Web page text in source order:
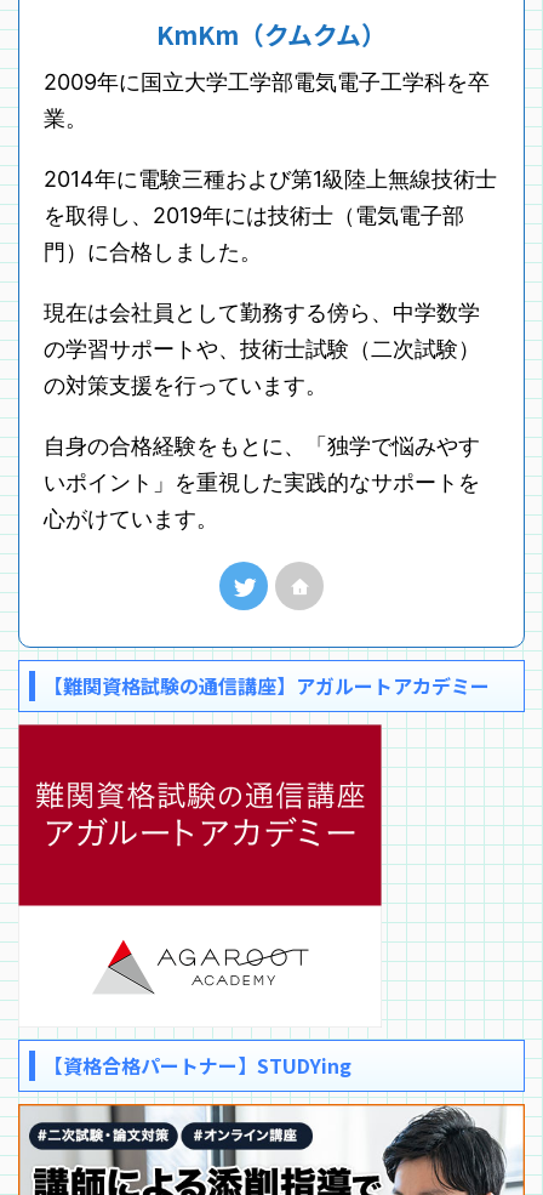
KmKm（クムクム）
2009年に国立大学工学部電気電子工学科を卒
業。
2014年に電験三種および第1級陸上無線技術士
を取得し、2019年には技術士（電気電子部
門）に合格しました。
現在は会社員として勤務する傍ら、中学数学
の学習サポートや、技術士試験（二次試験）
の対策支援を行っています。
自身の合格経験をもとに、「独学で悩みやす
いポイント」を重視した実践的なサポートを
心がけています。
【難関資格試験の通信講座】アガルートアカデミー
【資格合格パートナー】STUDYing